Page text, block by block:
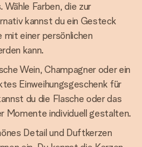
Wähle Farben, die zur
kannst du ein Gesteck
mit einer persönlichen
kann.
Wein, Champagner oder ein
Einweihungsgeschenk für
du die Flasche oder das
Momente individuell gestalten.
Detail und Duftkerzen